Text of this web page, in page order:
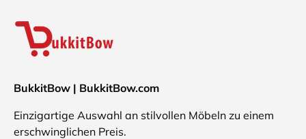
BukkitBow | BukkitBow.com
Einzigartige Auswahl an stilvollen Möbeln zu einem
erschwinglichen Preis.